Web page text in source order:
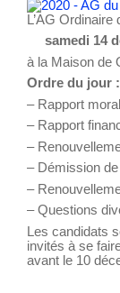
L’AG
samedi 14
à la Maison de
Ordre du jour :
– Rapport
– Rapport
–
– Démission de
–
– Questions
Les candidats
invités à se
avant le 10